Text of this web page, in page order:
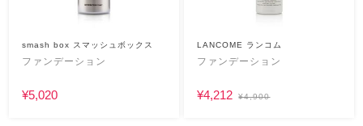
smash box スマッシュボックス
ファンデーション
¥5,020
LANCOME ランコム
ファンデーション
¥4,212 ¥4,900